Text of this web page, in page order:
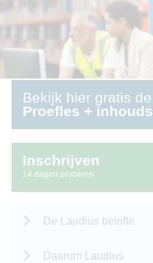
Bekijk hier gratis
Proefles +
Inschrijven
14 dagen proberen
De Laudius belofte
Daarom Laudius